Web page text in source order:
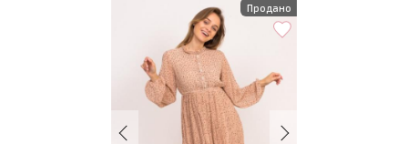
Продано